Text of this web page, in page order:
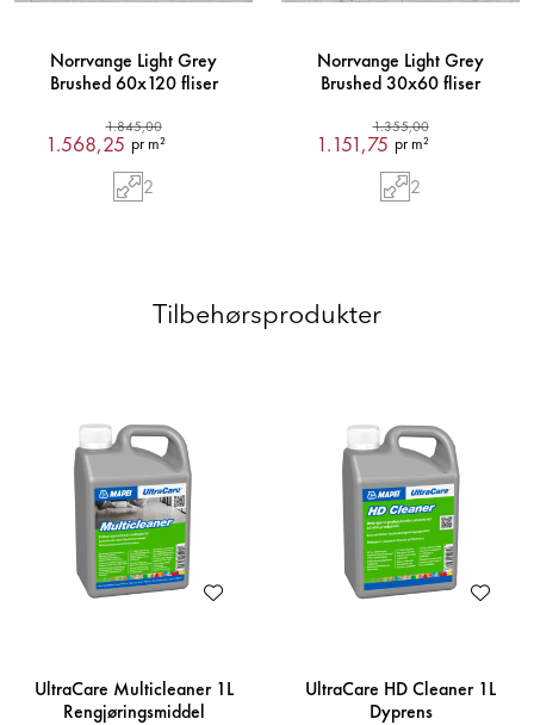
Norrvange Light Grey
Brushed 60x120 fliser
1.845,00
1.568,25 pr m²
2
Norrvange Light Grey
Brushed 30x60 fliser
1.355,00
1.151,75 pr m²
2
Tilbehørsprodukter
UltraCare Multicleaner 1L
Rengjøringsmiddel
UltraCare HD Cleaner 1L
Dyprens